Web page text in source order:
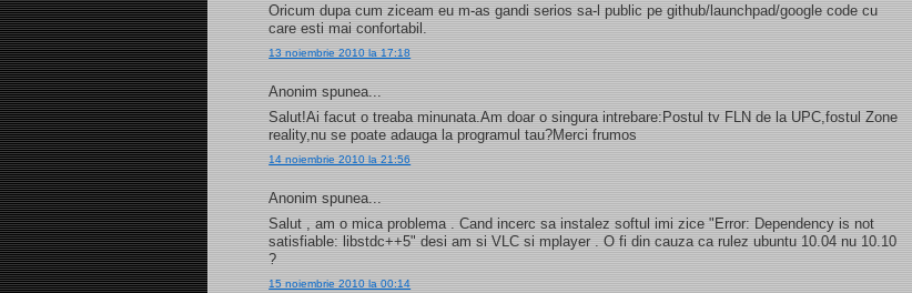
Oricum dupa cum ziceam eu m-as gandi serios sa-l public pe github/launchpad/google code cu
care esti mai confortabil.
13 noiembrie 2010 la 17:18
Anonim spunea...
Salut!Ai facut o treaba minunata.Am doar o singura intrebare:Postul tv FLN de la UPC,fostul Zone
reality,nu se poate adauga la programul tau?Merci frumos
14 noiembrie 2010 la 21:56
Anonim spunea...
Salut , am o mica problema . Cand incerc sa instalez softul imi zice "Error: Dependency is not
satisfiable: libstdc++5" desi am si VLC si mplayer . O fi din cauza ca rulez ubuntu 10.04 nu 10.10
?
15 noiembrie 2010 la 00:14